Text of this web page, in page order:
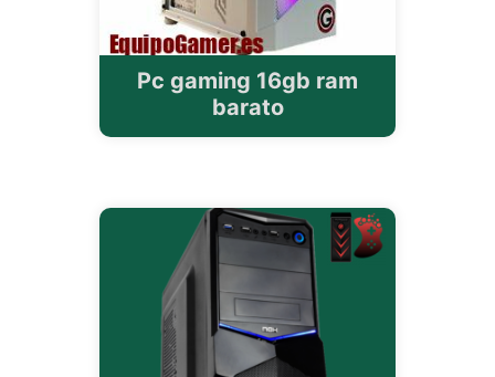
Pc gaming 16gb ram
barato